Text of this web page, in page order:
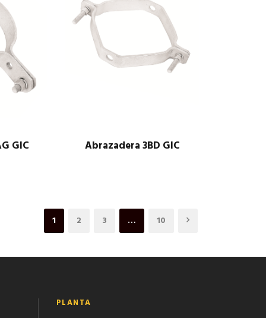
GIC Abrazadera 3BD GIC
1 2 3 … 10
PLANTA